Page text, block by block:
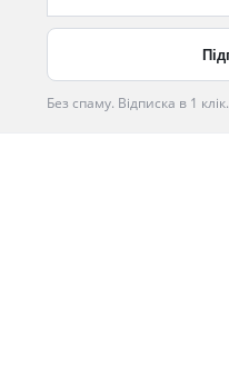
Без спаму. Відписка в 1 клік.